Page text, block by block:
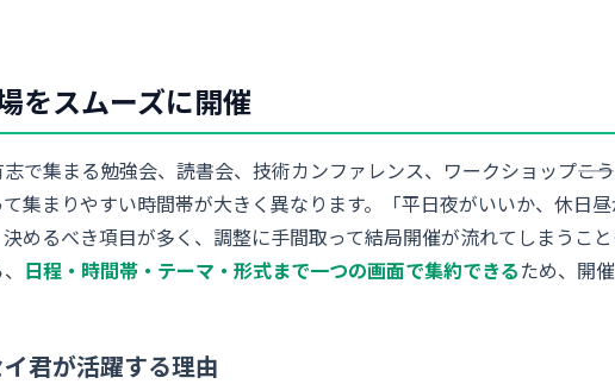
をスムーズに開催
で集まる勉強会、読書会、技術カンファレンス、ワークショップ――こ
集まりやすい時間帯が大きく異なります。「平日夜がいいか、休日
めるべき項目が多く、調整に手間取って結局開催が流れてしまうこ
日程・時間帯・テーマ・形式まで一つの画面で集約できるため、開
君が活躍する理由